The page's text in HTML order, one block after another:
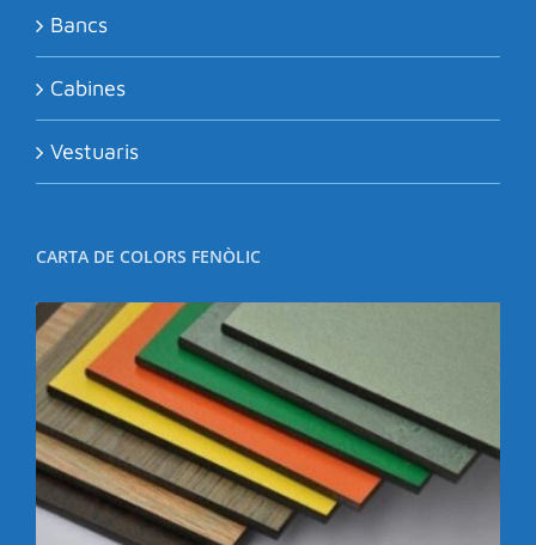
Bancs
Cabines
Vestuaris
CARTA DE COLORS FENÒLIC